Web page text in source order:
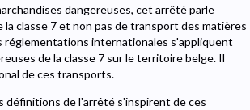
dangereuses, cet arrêté parle
classe 7 et non pas de transport des matières
réglementations internationales s'appliquent
de la classe 7 sur le territoire belge. Il
de ces transports.
définitions de l'arrêté s'inspirent de ces